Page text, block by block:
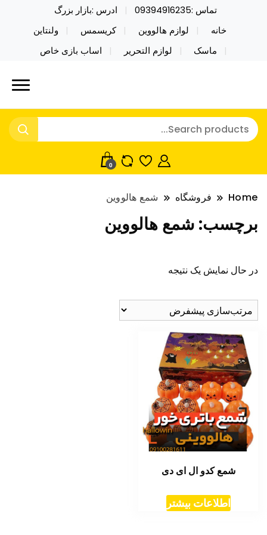
تماس :09394916235
ادرس :بازار بزرگ
خانه
لوازم هالووین کریسمس
ولنتاین
ماسک
لوازم التحریر اساب بازی خاص
نایکر توی فروش عمده لوازم هالووین
ولن تاین کادویی کریسمس اکسسوری
خرید محصولات خاص فیجت اسباب بازی تراول ماگ نایکر
توی فروش عمده لوازم هالووین ولن تاین کادویی
کریسمس اکسسوری ماسک در واردات مستقیم
0
Home فروشگاه شمع هالووین
برچسب: شمع هالووین
در حال نمایش یک نتیجه
شمع کدو ال ای دی
اطلاعات بیشتر